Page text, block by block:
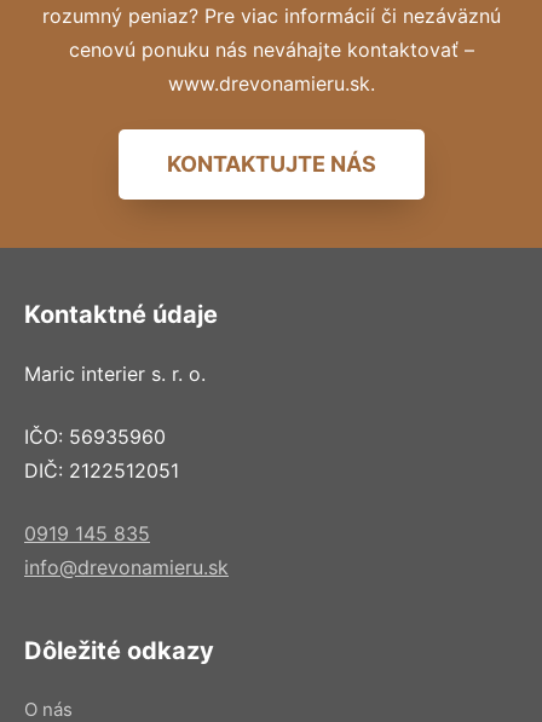
rozumný peniaz? Pre viac informácií či nezáväznú
cenovú ponuku nás neváhajte kontaktovať –
www.drevonamieru.sk.
KONTAKTUJTE NÁS
Kontaktné údaje
Maric interier s. r. o.
IČO: 56935960
DIČ: 2122512051
0919 145 835
info@drevonamieru.sk
Dôležité odkazy
O nás